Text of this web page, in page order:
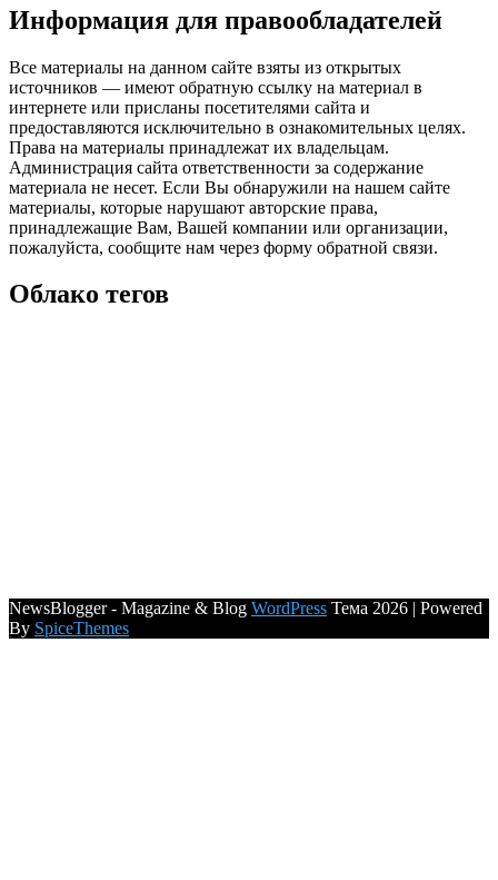
Информация для правообладателей
Все материалы на данном сайте взяты из открытых
источников — имеют обратную ссылку на материал в
интернете или присланы посетителями сайта и
предоставляются исключительно в ознакомительных целях.
Права на материалы принадлежат их владельцам.
Администрация сайта ответственности за содержание
материала не несет. Если Вы обнаружили на нашем сайте
материалы, которые нарушают авторские права,
принадлежащие Вам, Вашей компании или организации,
пожалуйста, сообщите нам через форму обратной связи.
Облако тегов
NewsBlogger - Magazine & Blog WordPress Тема 2026 | Powered
By SpiceThemes